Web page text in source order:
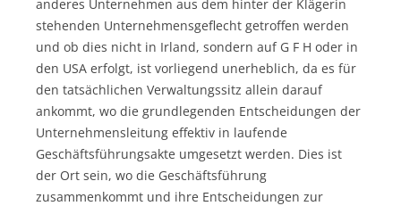
anderes Unternehmen aus dem hinter der Klägerin
stehenden Unternehmensgeflecht getroffen werden
und ob dies nicht in Irland, sondern auf G F H oder in
den USA erfolgt, ist vorliegend unerheblich, da es für
den tatsächlichen Verwaltungssitz allein darauf
ankommt, wo die grundlegenden Entscheidungen der
Unternehmensleitung effektiv in laufende
Geschäftsführungsakte umgesetzt werden. Dies ist
der Ort sein, wo die Geschäftsführung
zusammenkommt und ihre Entscheidungen zur